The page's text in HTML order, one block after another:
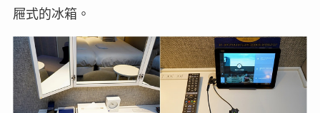
屜式的冰箱。